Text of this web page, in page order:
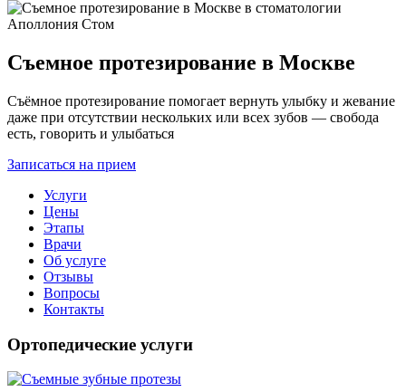
Съемное протезирование в Москве
Съёмное протезирование помогает вернуть улыбку и жевание
даже при отсутствии нескольких или всех зубов — свобода
есть, говорить и улыбаться
Записаться на прием
Услуги
Цены
Этапы
Врачи
Об услуге
Отзывы
Вопросы
Контакты
Ортопедические услуги